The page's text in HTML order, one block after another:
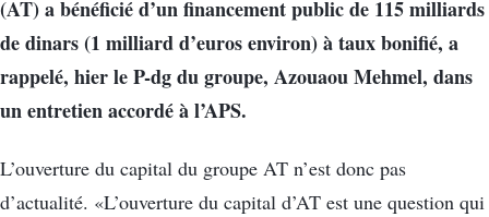
(AT) a bénéficié d’un financement public de 115 milliards
de dinars (1 milliard d’euros environ) à taux bonifié, a
rappelé, hier le P-dg du groupe, Azouaou Mehmel, dans
un entretien accordé à l’APS.
L’ouverture du capital du groupe AT n’est donc pas
d’actualité. «L’ouverture du capital d’AT est une question qui